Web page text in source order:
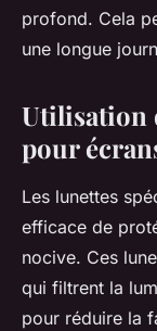
profond. Cela
une longue
Utilisation
pour
Les lunettes
efficace de
nocive. Ces
qui filtrent la
pour réduire la